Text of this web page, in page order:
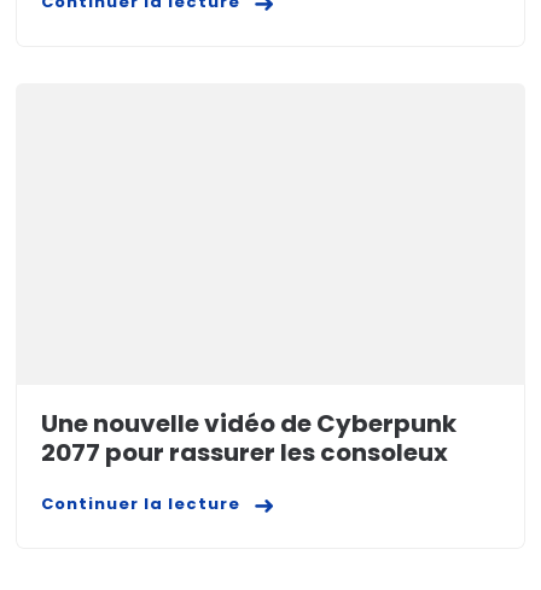
Une nouvelle vidéo de Cyberpunk
2077 pour rassurer les consoleux
Continuer la lecture